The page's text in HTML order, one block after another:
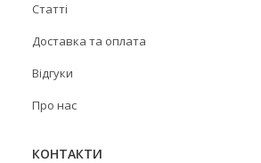
Статті
Доставка та оплата
Відгуки
Про нас
КОНТАКТИ